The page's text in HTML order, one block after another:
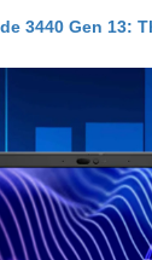
3440 Gen 13: